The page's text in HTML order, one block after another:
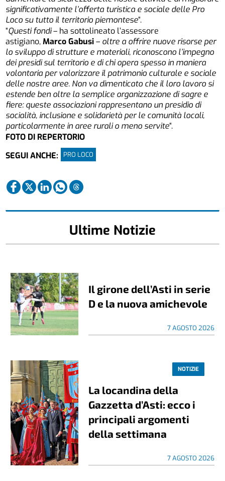
significativamente l’offerta turistica e sociale delle Pro
Loco su tutto il territorio piemontese“.
“Questi fondi– ha sottolineato l’assessore
astigiano,Marco Gabusi– oltre a offrire nuove risorse per
lo sviluppo di strutture e materiali, riconoscono l’impegno
dei presidi sul territorio e di chi opera spesso in maniera
volontaria per valorizzare il patrimonio culturale e sociale
delle nostre aree. Non va dimenticato che il loro lavoro si
estende ben oltre la semplice organizzazione di sagre e
fiere: queste associazioni rappresentano un presidio di
socialità, inclusione e solidarietà per le comunità locali,
particolarmente in aree rurali o meno servite“.
FOTO DI REPERTORIO
SEGUI ANCHE:
PRO LOCO
Ultime Notizie
Il girone dell’Asti in serie
D e la nuova amichevole
7 AGOSTO 2026
NOTIZIE
La locandina della
Gazzetta d’Asti: ecco i
principali argomenti
della settimana
7 AGOSTO 2026